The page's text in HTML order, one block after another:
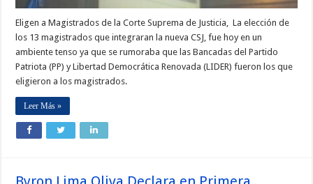
Eligen a Magistrados de la Corte Suprema de Justicia, La elección de
los 13 magistrados que integraran la nueva CSJ, fue hoy en un
ambiente tenso ya que se rumoraba que las Bancadas del Partido
Patriota (PP) y Libertad Democrática Renovada (LIDER) fueron los que
eligieron a los magistrados.
Leer Más »